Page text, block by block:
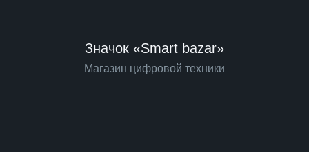
Значок «Smart bazar»
Магазин цифровой техники